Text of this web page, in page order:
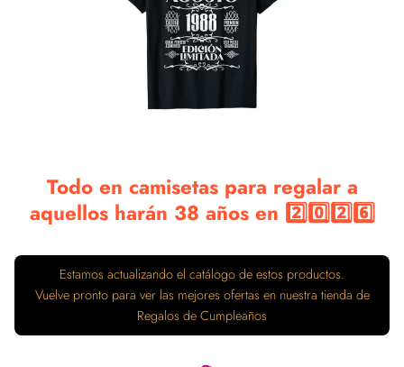
Todo en camisetas para regalar a
aquellos harán 38 años en 2️⃣0️⃣2️⃣6️⃣
Estamos actualizando el catálogo de estos productos.
Vuelve pronto para ver las mejores ofertas en nuestra tienda de
Regalos de Cumpleaños